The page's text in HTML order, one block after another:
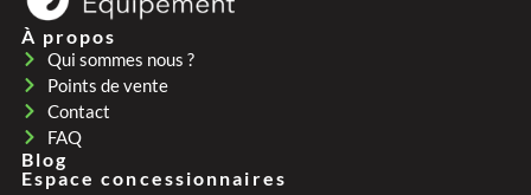
À propos
Qui sommes nous ?
Points de vente
Contact
FAQ
Blog
Espace concessionnaires